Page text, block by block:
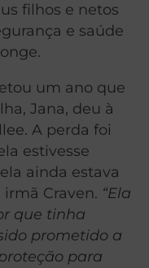
filhos e netos
e saúde
um ano que
Jana, deu à
A perda foi
estivesse
ainda estava
Craven. “Ela
que tinha
prometido a
para